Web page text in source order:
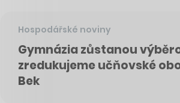
Hospodářské noviny
Gymnázia zůstanou
zredukujeme učňovské
Bek